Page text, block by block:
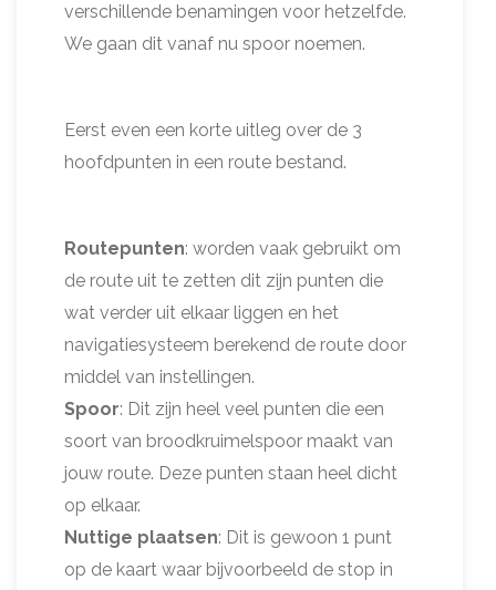
verschillende benamingen voor hetzelfde.
We gaan dit vanaf nu spoor noemen.
Eerst even een korte uitleg over de 3
hoofdpunten in een route bestand.
Routepunten: worden vaak gebruikt om
de route uit te zetten dit zijn punten die
wat verder uit elkaar liggen en het
navigatiesysteem berekend de route door
middel van instellingen.
Spoor: Dit zijn heel veel punten die een
soort van broodkruimelspoor maakt van
jouw route. Deze punten staan heel dicht
op elkaar.
Nuttige plaatsen: Dit is gewoon 1 punt
op de kaart waar bijvoorbeeld de stop in